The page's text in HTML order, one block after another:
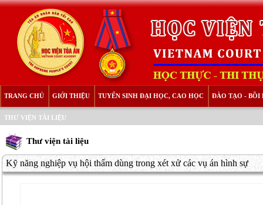
TRANG CHỦ GIỚI THIỆU TUYỂN SINH ĐẠI HỌC, CAO HỌC ĐÀO TẠO - BỒI
THƯ VIỆN TÀI LIỆU
Thư viện tài liệu
Kỹ năng nghiệp vụ hội thẩm dùng trong xét xử các vụ án hình sự